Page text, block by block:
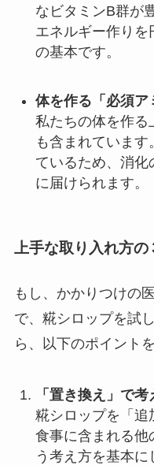
なビタミンB群が
エネルギー作りを
の基本です。
体を作る「必須ア
私たちの体を作る
も含まれていま
ているため、消
に届けられます。
上手な取り入れ方の
もし、かかりつけの
で、糀シロップを試
ら、以下のポイント
「置き換え」で考
糀シロップを「追
食事に含まれる他
う考え方を基本